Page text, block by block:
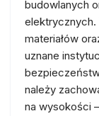
budowlanych
elektrycznych.
materiałów
uznane
należy
na wysokości